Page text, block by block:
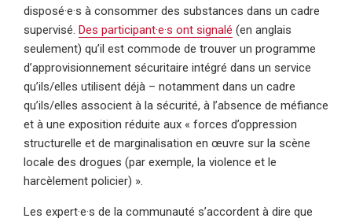
disposé·e·s à consommer des substances dans un cadre
supervisé. Des participant·e·s ont signalé (en anglais
seulement) qu’il est commode de trouver un programme
d’approvisionnement sécuritaire intégré dans un service
qu’ils/elles utilisent déjà – notamment dans un cadre
qu’ils/elles associent à la sécurité, à l’absence de méfiance
et à une exposition réduite aux « forces d’oppression
structurelle et de marginalisation en œuvre sur la scène
locale des drogues (par exemple, la violence et le
harcèlement policier) ».
Les expert·e·s de la communauté s’accordent à dire que